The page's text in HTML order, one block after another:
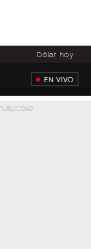
Dólar hoy
EN VIVO